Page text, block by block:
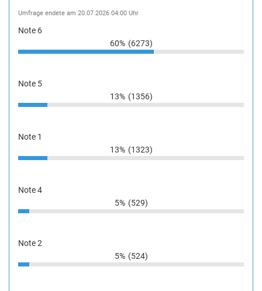
Umfrage endete am 20.07.2026 04:00 Uhr
Note 6
60% (6273)
Note 5
13% (1356)
Note 1
13% (1323)
Note 4
5% (529)
Note 2
5% (524)